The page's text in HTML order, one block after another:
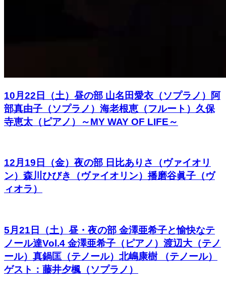
10月22日（土）昼の部 山名田愛衣（ソプラノ）阿
部真由子（ソプラノ）海老根恵（フルート）久保
寺恵太（ピアノ）～MY WAY OF LIFE～
12月19日（金）夜の部 日比ありさ（ヴァイオリ
ン）森川ひびき（ヴァイオリン）播磨谷眞子（ヴ
ィオラ）
5月21日（土）昼・夜の部 金澤亜希子と愉快なテ
ノール達Vol.4 金澤亜希子（ピアノ）渡辺大（テノ
ール）真鍋匡（テノール）北嶋康樹 （テノール）
ゲスト：藤井夕楓（ソプラノ）